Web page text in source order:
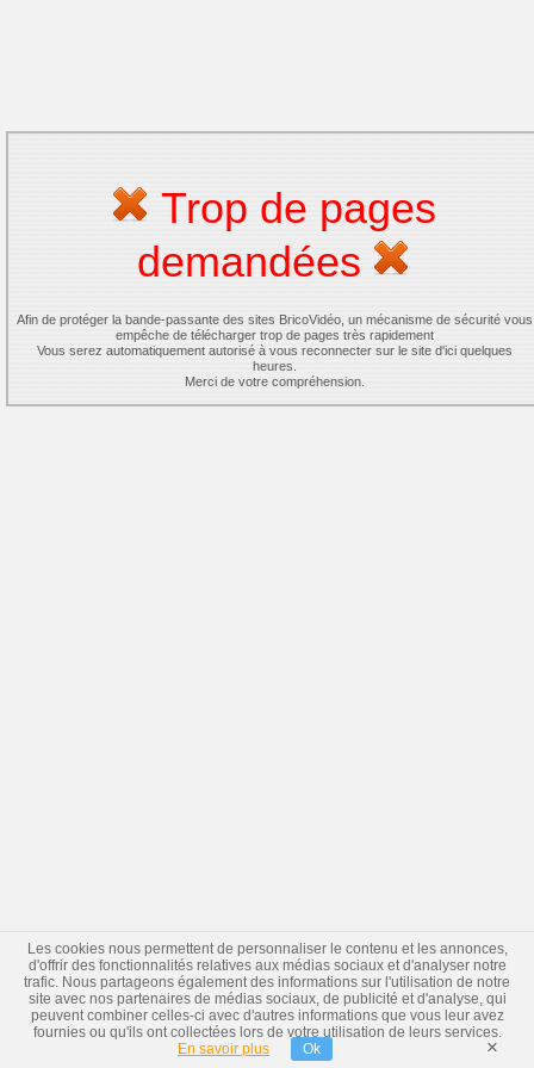
Trop de pages
demandées
Afin de protéger la bande-passante des sites BricoVidéo, un mécanisme de sécurité vous
empêche de télécharger trop de pages très rapidement
Vous serez automatiquement autorisé à vous reconnecter sur le site d'ici quelques
heures.
Merci de votre compréhension.
Les cookies nous permettent de personnaliser le contenu et les annonces,
d'offrir des fonctionnalités relatives aux médias sociaux et d'analyser notre
trafic. Nous partageons également des informations sur l'utilisation de notre
site avec nos partenaires de médias sociaux, de publicité et d'analyse, qui
peuvent combiner celles-ci avec d'autres informations que vous leur avez
fournies ou qu'ils ont collectées lors de votre utilisation de leurs services.
En savoir plus
Ok ×